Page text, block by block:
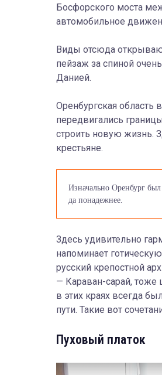
Босфорского моста
автомобильное
Виды отсюда
пейзаж за спиной
Данией.
Оренбургская область
передвигались
строить новую жизнь.
крестьяне.
Изначально Оренбург
да понадежнее.
Здесь удивительно
напоминает
русский крепостной
— Караван-сарай, тоже
в этих краях всегда
пути. Такие вот
Пуховый платок